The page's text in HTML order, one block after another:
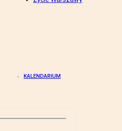
KALENDARIUM